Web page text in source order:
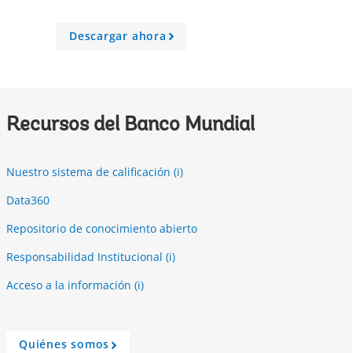
Descargar ahora
A
Recursos del Banco Mundial
Nuestro sistema de calificación (i)
Data360
Repositorio de conocimiento abierto
Responsabilidad Institucional (i)
Acceso a la información (i)
Quiénes somos
A